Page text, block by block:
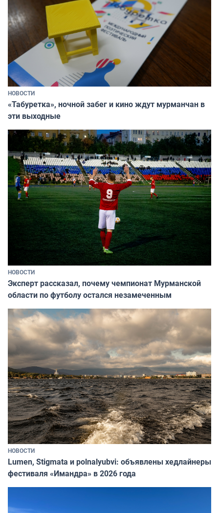
НОВОСТИ
«Табуретка», ночной забег и кино ждут мурманчан в
эти выходные
НОВОСТИ
Эксперт рассказал, почему чемпионат Мурманской
области по футболу остался незамеченным
НОВОСТИ
Lumen, Stigmata и polnalyubvi: объявлены хедлайнеры
фестиваля «Имандра» в 2026 года